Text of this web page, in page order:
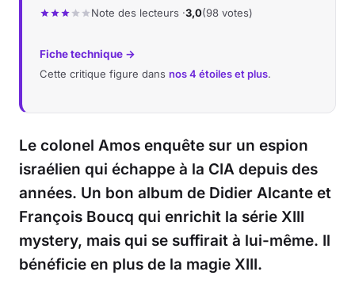
Sortir
Note des lecteurs ·3,0(98 votes)
Fiche technique →
Cette critique figure dans nos 4 étoiles et plus.
Le colonel Amos enquête sur un espion
israélien qui échappe à la CIA depuis des
années. Un bon album de Didier Alcante et
François Boucq qui enrichit la série XIII
mystery, mais qui se suffirait à lui-même. Il
bénéficie en plus de la magie XIII.